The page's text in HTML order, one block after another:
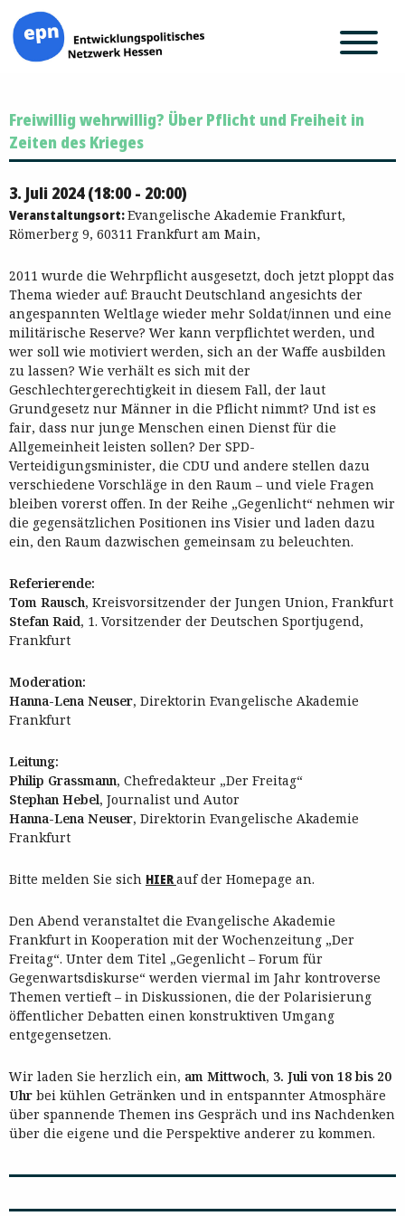
Inhalt
springen
Freiwillig wehrwillig? Über Pflicht und Freiheit in
Zeiten des Krieges
3. Juli 2024 (18:00 - 20:00)
Veranstaltungsort:Evangelische Akademie Frankfurt,
Römerberg 9, 60311 Frankfurt am Main,
2011 wurde die Wehrpflicht ausgesetzt, doch jetzt ploppt das
Thema wieder auf: Braucht Deutschland angesichts der
angespannten Weltlage wieder mehr Soldat/innen und eine
militärische Reserve? Wer kann verpflichtet werden, und
wer soll wie motiviert werden, sich an der Waffe ausbilden
zu lassen? Wie verhält es sich mit der
Geschlechtergerechtigkeit in diesem Fall, der laut
Grundgesetz nur Männer in die Pflicht nimmt? Und ist es
fair, dass nur junge Menschen einen Dienst für die
Allgemeinheit leisten sollen? Der SPD-
Verteidigungsminister, die CDU und andere stellen dazu
verschiedene Vorschläge in den Raum – und viele Fragen
bleiben vorerst offen. In der Reihe „Gegenlicht“ nehmen wir
die gegensätzlichen Positionen ins Visier und laden dazu
ein, den Raum dazwischen gemeinsam zu beleuchten.
Referierende:
Tom Rausch, Kreisvorsitzender der Jungen Union, Frankfurt
Stefan Raid, 1. Vorsitzender der Deutschen Sportjugend,
Frankfurt
Moderation:
Hanna-Lena Neuser, Direktorin Evangelische Akademie
Frankfurt
Leitung:
Philip Grassmann, Chefredakteur „Der Freitag“
Stephan Hebel, Journalist und Autor
Hanna-Lena Neuser, Direktorin Evangelische Akademie
Frankfurt
Bitte melden Sie sich HIERauf der Homepage an.
Den Abend veranstaltet die Evangelische Akademie
Frankfurt in Kooperation mit der Wochenzeitung „Der
Freitag“. Unter dem Titel „Gegenlicht – Forum für
Gegenwartsdiskurse“ werden viermal im Jahr kontroverse
Themen vertieft – in Diskussionen, die der Polarisierung
öffentlicher Debatten einen konstruktiven Umgang
entgegensetzen.
Wir laden Sie herzlich ein, am Mittwoch, 3. Juli von 18 bis 20
Uhr bei kühlen Getränken und in entspannter Atmosphäre
über spannende Themen ins Gespräch und ins Nachdenken
über die eigene und die Perspektive anderer zu kommen.